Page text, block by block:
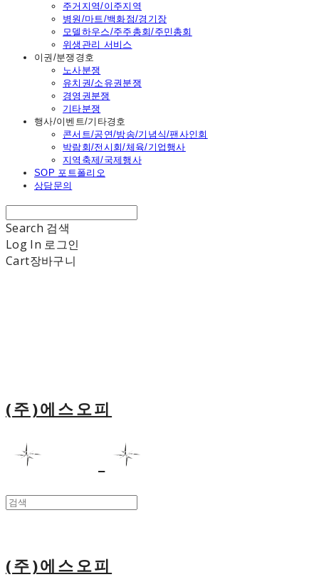
주거지역/이주지역
병원/마트/백화점/경기장
모델하우스/주주총회/주민총회
위생관리 서비스
이권/분쟁경호
노사분쟁
유치권/소유권분쟁
경영권분쟁
기타분쟁
행사/이벤트/기타경호
콘서트/공연/방송/기념식/팬사인회
박람회/전시회/체육/기업행사
지역축제/국제행사
SOP 포트폴리오
상담문의
Search 검색
Log In 로그인
Cart장바구니
(주)에스오피
(주)에스오피